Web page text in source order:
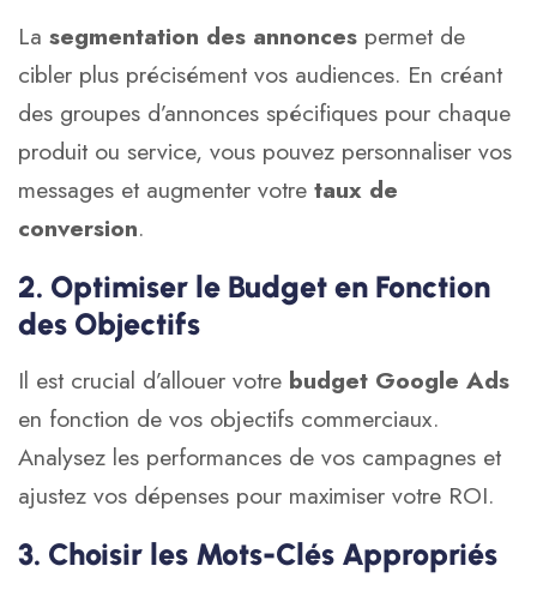
La segmentation des annonces permet de
cibler plus précisément vos audiences. En créant
des groupes d’annonces spécifiques pour chaque
produit ou service, vous pouvez personnaliser vos
messages et augmenter votre taux de
conversion.
2. Optimiser le Budget en Fonction
des Objectifs
Il est crucial d’allouer votre budget Google Ads
en fonction de vos objectifs commerciaux.
Analysez les performances de vos campagnes et
ajustez vos dépenses pour maximiser votre ROI.
3. Choisir les Mots-Clés Appropriés